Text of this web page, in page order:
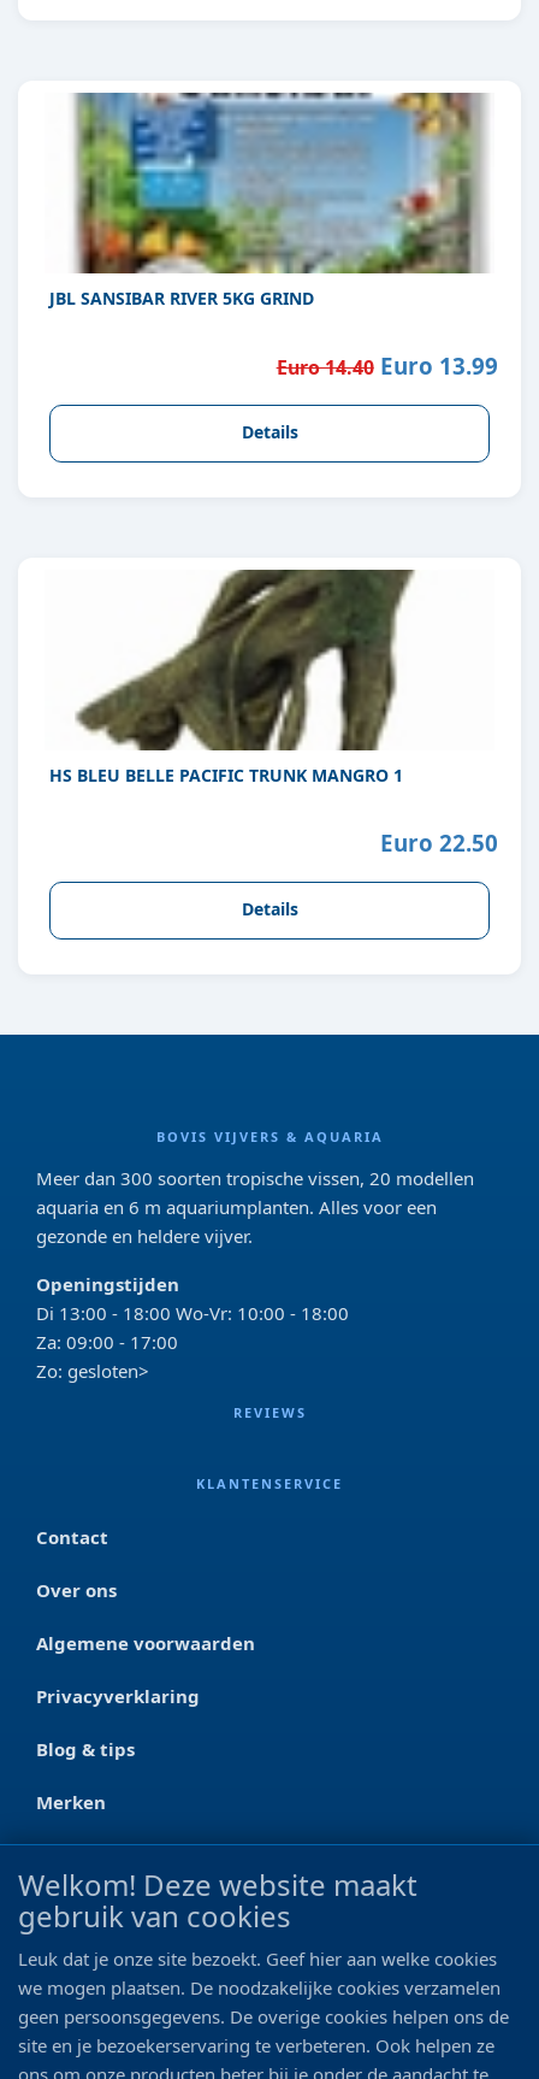
JBL SANSIBAR RIVER 5KG GRIND
Euro 14.40Euro 13.99
Details
HS BLEU BELLE PACIFIC TRUNK MANGRO 1
Euro 22.50
Details
BOVIS VIJVERS & AQUARIA
Meer dan 300 soorten tropische vissen, 20 modellen
aquaria en 6 m aquariumplanten. Alles voor een
gezonde en heldere vijver.
Openingstijden
Di 13:00 - 18:00 Wo-Vr: 10:00 - 18:00
Za: 09:00 - 17:00
Zo: gesloten>
REVIEWS
KLANTENSERVICE
Contact
Over ons
Algemene voorwaarden
Privacyverklaring
Blog & tips
Merken
CONTACT
Ootmarsumseweg 125a
0546 - 622 990
06 - 11 19 81 42
Welkom! Deze website maakt
gebruik van cookies
Leuk dat je onze site bezoekt. Geef hier aan welke cookies
we mogen plaatsen. De noodzakelijke cookies verzamelen
geen persoonsgegevens. De overige cookies helpen ons de
site en je bezoekerservaring te verbeteren. Ook helpen ze
ons om onze producten beter bij je onder de aandacht te